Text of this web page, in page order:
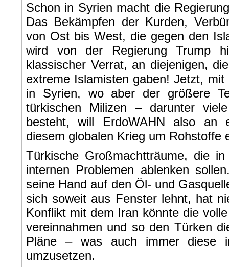
Schon in Syrien macht die
Das Bekämpfen der Kurden,
von Ost bis West, die gegen den
wird von der Regierung Trump
klassischer Verrat, an diejenigen,
extreme Islamisten gaben! Jetzt, mit
in Syrien, wo aber der größere
türkischen Milizen – darunter
besteht, will ErdoWAHN also an
diesem globalen Krieg um Rohstoffe
Türkische Großmachtträume, die
internen Problemen ablenken
seine Hand auf den Öl- und
sich soweit aus Fenster lehnt, hat
Konflikt mit dem Iran könnte die
vereinnahmen und so den Türken
Pläne – was auch immer diese
umzusetzen.